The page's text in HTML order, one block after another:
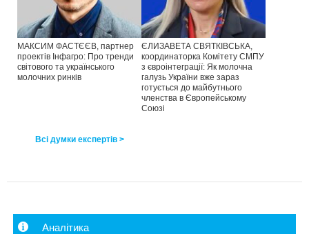
МАКСИМ ФАСТЄЄВ, партнер
проектів Інфагро: Про тренди
світового та українського
молочних ринків
ЄЛИЗАВЕТА СВЯТКІВСЬКА,
координаторка Комітету СМПУ
з євроінтеграції: Як молочна
галузь України вже зараз
готується до майбутнього
членства в Європейському
Союзі
Всі думки експертів >
Аналітика